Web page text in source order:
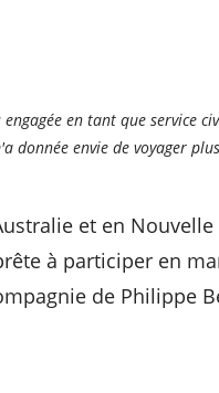
en tant que service
donnée envie de voyager
et en
à participer en
de Philippe